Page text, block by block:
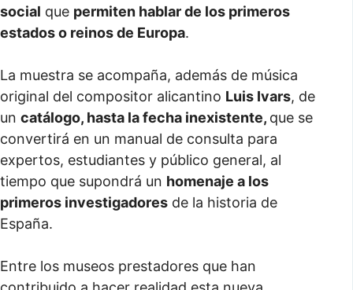
social que permiten hablar de los primeros
estados o reinos de Europa.
La muestra se acompaña, además de música
original del compositor alicantino Luis Ivars, de
un catálogo, hasta la fecha inexistente, que se
convertirá en un manual de consulta para
expertos, estudiantes y público general, al
tiempo que supondrá un homenaje a los
primeros investigadores de la historia de
España.
Entre los museos prestadores que han